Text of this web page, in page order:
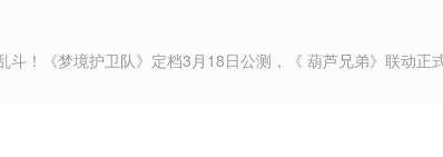
斗！《梦境护卫队》定档3月18日公测，《 葫芦兄弟》联动正